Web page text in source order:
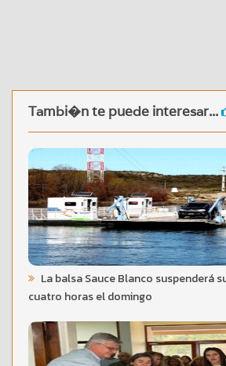
Tambi�n te puede interesar...
La balsa Sauce Blanco suspenderá
cuatro horas el domingo